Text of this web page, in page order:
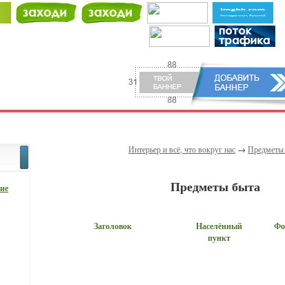
Интерьер и всё, что вокруг нас →Предметы
Предметы быта
Заголовок
Населённый
пункт